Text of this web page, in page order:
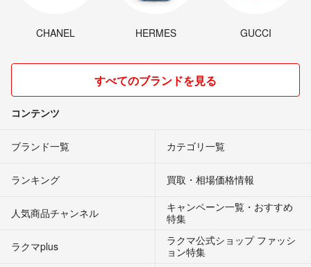
CHANEL HERMES GUCCI
すべてのブランドを見る
コンテンツ
ブランド一覧 カテゴリ一覧
ランキング 買取・相場価格情報
人気商品チャンネル
キャンペーン一覧・おすすめ
特集
ラクマplus
ラクマ公式ショップ ファッシ
ョン特集